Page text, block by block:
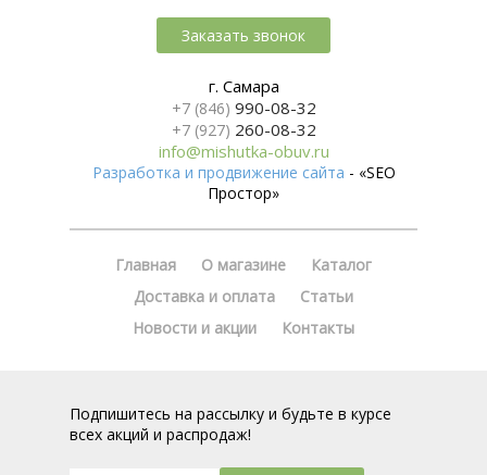
Заказать звонок
г. Самара
+7 (846) 990-08-32
+7 (927) 260-08-32
info@mishutka-obuv.ru
Разработка и продвижение сайта - «SEO
Простор»
Главная О магазине
Каталог
Доставка и оплата
Статьи
Новости и акции
Контакты
Подпишитесь на рассылку и будьте в курсе
всех акций и распродаж!